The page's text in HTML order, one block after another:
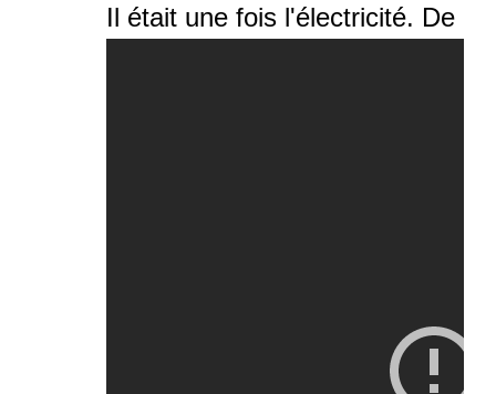
Il était une fois l'électricité. De